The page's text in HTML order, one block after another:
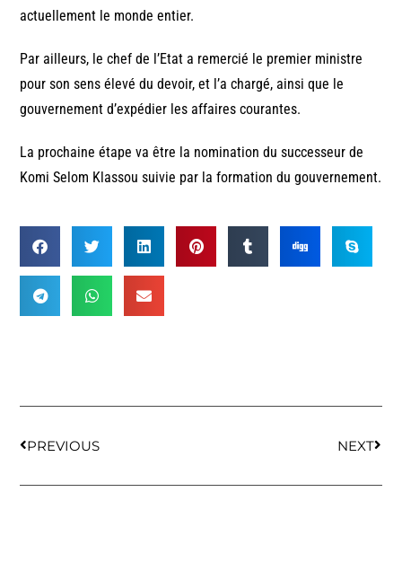
actuellement le monde entier.
Par ailleurs, le chef de l’Etat a remercié le premier ministre
pour son sens élevé du devoir, et l’a chargé, ainsi que le
gouvernement d’expédier les affaires courantes.
La prochaine étape va être la nomination du successeur de
Komi Selom Klassou suivie par la formation du gouvernement.
PREVIOUS NEXT